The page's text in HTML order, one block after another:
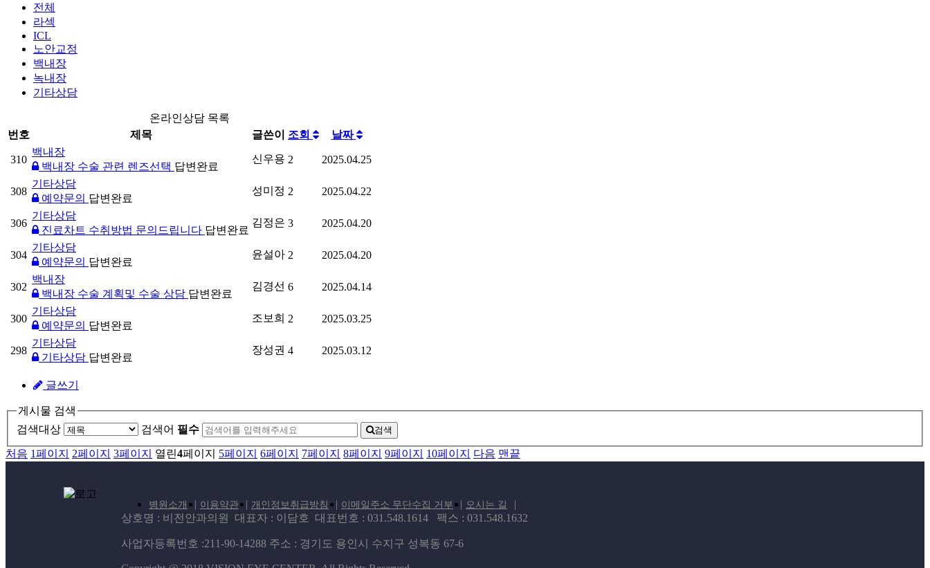
전체
라섹
ICL
노안교정
백내장
녹내장
기타상담
온라인상담 목록
번호
제목 글쓴이 조회 날짜
310
백내장
백내장 수술 관련 렌즈선택 답변완료
신우용 2 2025.04.25
308
기타상담
예약문의 답변완료
성미정 2 2025.04.22
306
기타상담
진료차트 수취방법 문의드립니다 답변완료
김정은 3 2025.04.20
304
기타상담
예약문의 답변완료
윤설아 2 2025.04.20
302
백내장
백내장 수술 계획및 수술 상담 답변완료
김경선 6 2025.04.14
300
기타상담
예약문의 답변완료
조보희 2 2025.03.25
298
기타상담
기타상담 답변완료
장성권 4 2025.03.12
글쓰기
게시물 검색
검색대상
검색어 필수 검색
처음 1페이지 2페이지 3페이지 열린4페이지 5페이지 6페이지 7페이지 8페이지 9페이지 10페이지 다음 맨끝
병원소개 | 이용약관 | 개인정보취급방침 | 이메일주소 무단수집 거부 | 오시는 길
|
상호명 : 비전안과의원 대표자 : 이담호 대표번호 : 031.548.1614 팩스 : 031.548.1632
사업자등록번호 :211-90-14288 주소 : 경기도 용인시 수지구 성복동 67-6